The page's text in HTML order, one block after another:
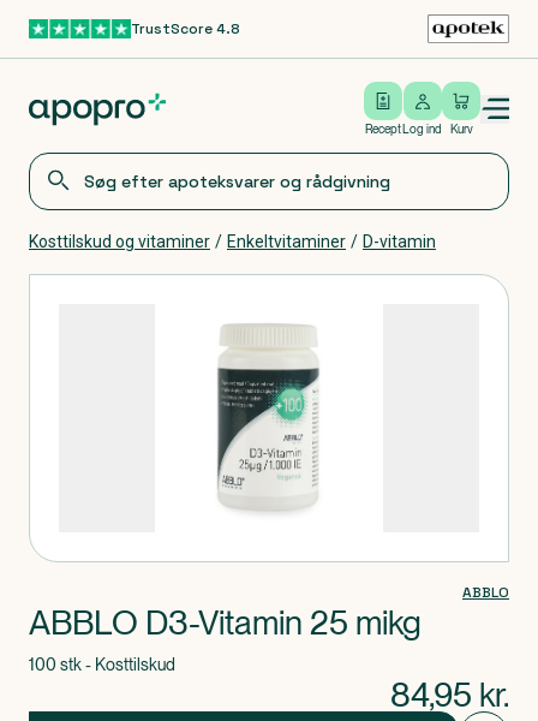
Gå til hovedindholdTrustScore 4.8
Recept
Log ind
Log ind Kurv
Open/close menu
Kosttilskud og vitaminer / Enkeltvitaminer / D-vitamin
ABBLO
ABBLO D3-Vitamin 25 mikg
100 stk - Kosttilskud
84,95 kr.